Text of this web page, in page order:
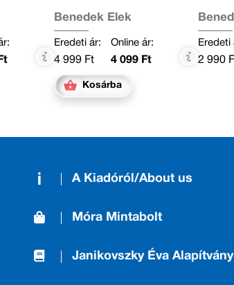
Benedek Elek
Eredeti ár:
4 999 Ft
Online ár:
4 099 Ft
Kosárba
Eredeti
2 990
A Kiadóról/About us
Móra Mintabolt
Janikovszky Éva Alapítvány